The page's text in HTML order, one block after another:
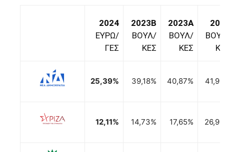
1,86%
2024
ΕΥΡΩ/
ΓΕΣ
2023B
ΒΟΥΛ/
ΚΕΣ
2023A
ΒΟΥΛ/
ΚΕΣ
2019
ΒΟΥΛ/
ΚΕΣ
25,39% 39,18% 40,87% 41,92%
12,11% 14,73% 17,65% 26,98%